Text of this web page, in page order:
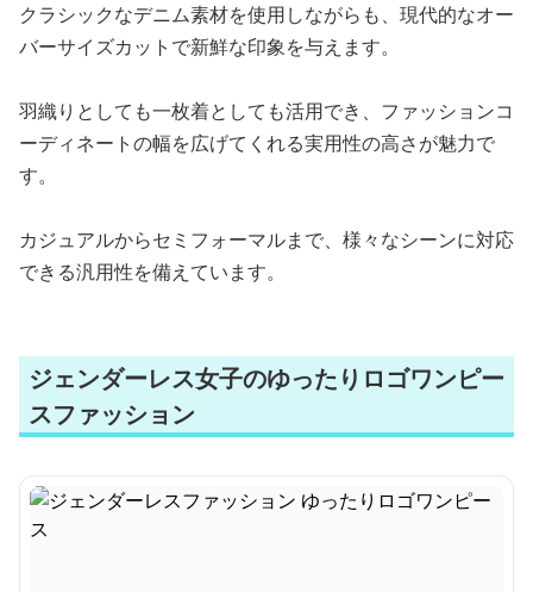
クラシックなデニム素材を使用しながらも、現代的なオー
バーサイズカットで新鮮な印象を与えます。
羽織りとしても一枚着としても活用でき、ファッションコ
ーディネートの幅を広げてくれる実用性の高さが魅力で
す。
カジュアルからセミフォーマルまで、様々なシーンに対応
できる汎用性を備えています。
ジェンダーレス女子のゆったりロゴワンピー
スファッション